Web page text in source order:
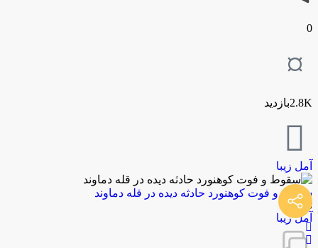
0
2.8Kبازدید
آمل زیبا
سقوط و فوت کوهنورد حادثه دیده در قله دماوند
توسط
آمل زیبا